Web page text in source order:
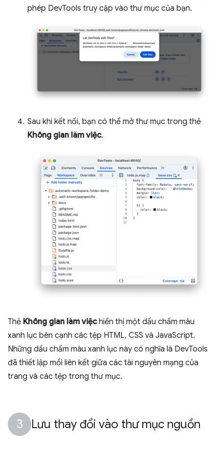
phép DevTools truy cập vào thư mục của bạn.
Sau khi kết nối, bạn có thể mở thư mục trong thẻ
Không gian làm việc.
Thẻ Không gian làm việchiển thị một dấu chấm màu
xanh lục bên cạnh các tệp HTML, CSS và JavaScript.
Những dấu chấm màu xanh lục này có nghĩa là DevTools
đã thiết lập mối liên kết giữa các tài nguyên mạng của
trang và các tệp trong thư mục.
Lưu thay đổi vào thư mục nguồn